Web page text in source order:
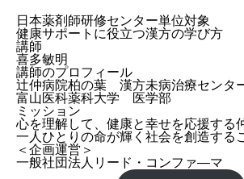
日本薬剤師研修センター単位対象
健康サポートに役立つ漢方の学び方
講師
喜多敏明
講師のプロフィール
辻仲病院柏の葉 漢方未病治療センタ
富山医科薬科大学 医学部
ミッション
心を理解して、健康と幸せを応援する
一人ひとりの命が輝く社会を創造する
＜企画運営＞
一般社団法人リード・コンファ―マ